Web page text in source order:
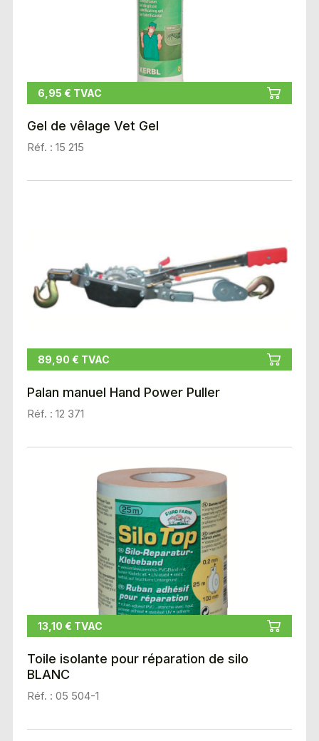
6,95 € TVAC
Gel de vêlage Vet Gel
Réf. : 15 215
89,90 € TVAC
Palan manuel Hand Power Puller
Réf. : 12 371
13,10 € TVAC
Toile isolante pour réparation de silo
BLANC
Réf. : 05 504-1